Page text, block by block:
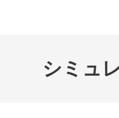
シミュ